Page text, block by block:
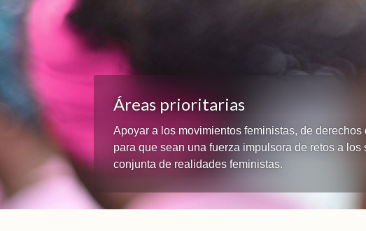
Áreas prioritarias
Apoyar a los movimientos feministas, de
para que sean una fuerza impulsora de retos a
conjunta de realidades feministas.